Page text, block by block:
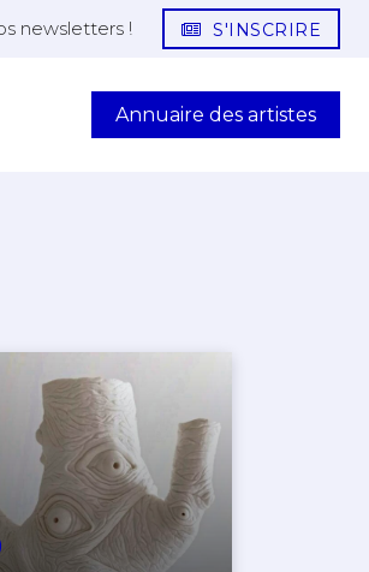
newsletters ! S'INSCRIRE
Annuaire des artistes